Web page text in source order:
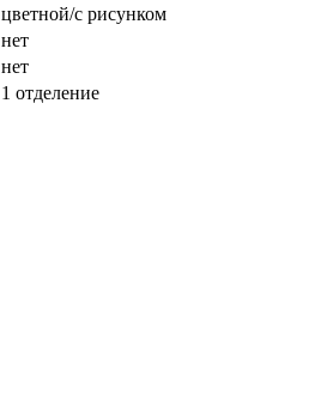
цветной/с рисунком
нет
нет
1 отделение